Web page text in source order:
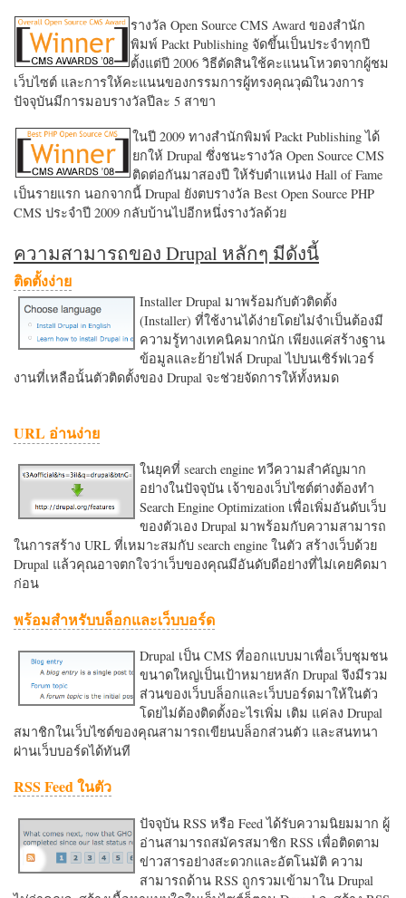
รางวัล Open Source CMS Award ของสำนัก
พิมพ์ Packt Publishing จัดขึ้นเป็นประจำทุกปี
ตั้งแต่ปี 2006 วิธีตัดสินใช้คะแนนโหวตจากผู้ชม
เว็บไซต์ และการให้คะแนนของกรรมการผู้ทรงคุณวุฒิในวงการ
ปัจจุบันมีการมอบรางวัลปีละ 5 สาขา
ในปี 2009 ทางสำนักพิมพ์ Packt Publishing ได้
ยกให้ Drupal ซึ่งชนะรางวัล Open Source CMS
ติดต่อกันมาสองปี ให้รับตำแหน่ง Hall of Fame
เป็นรายแรก นอกจากนี้ Drupal ยังตบรางวัล Best Open Source PHP
CMS ประจำปี 2009 กลับบ้านไปอีกหนึ่งรางวัลด้วย
ความสามารถของ Drupal หลักๆ มีดังนี้
ติดตั้งง่าย
Installer Drupal มาพร้อมกับตัวติดตั้ง
(Installer) ที่ใช้งานได้ง่ายโดยไม่จำเป็นต้องมี
ความรู้ทางเทคนิคมากนัก เพียงแค่สร้างฐาน
ข้อมูลและย้ายไฟล์ Drupal ไปบนเซิร์ฟเวอร์
งานที่เหลือนั้นตัวติดตั้งของ Drupal จะช่วยจัดการให้ทั้งหมด
URL อ่านง่าย
ในยุคที่ search engine ทวีความสำคัญมาก
อย่างในปัจจุบัน เจ้าของเว็บไซต์ต่างต้องทำ
Search Engine Optimization เพื่อเพิ่มอันดับเว็บ
ของตัวเอง Drupal มาพร้อมกับความสามารถ
ในการสร้าง URL ที่เหมาะสมกับ search engine ในตัว สร้างเว็บด้วย
Drupal แล้วคุณอาจตกใจว่าเว็บของคุณมีอันดับดีอย่างที่ไม่เคยคิดมา
ก่อน
พร้อมสำหรับบล็อกและเว็บบอร์ด
Drupal เป็น CMS ที่ออกแบบมาเพื่อเว็บชุมชน
ขนาดใหญ่เป็นเป้าหมายหลัก Drupal จึงมีรวม
ส่วนของเว็บบล็อกและเว็บบอร์ดมาให้ในตัว
โดยไม่ต้องติดตั้งอะไรเพิ่ม เติม แค่ลง Drupal
สมาชิกในเว็บไซต์ของคุณสามารถเขียนบล็อกส่วนตัว และสนทนา
ผ่านเว็บบอร์ดได้ทันที
RSS Feed ในตัว
ปัจจุบัน RSS หรือ Feed ได้รับความนิยมมาก ผู้
อ่านสามารถสมัครสมาชิก RSS เพื่อติดตาม
ข่าวสารอย่างสะดวกและอัตโนมัติ ความ
สามารถด้าน RSS ถูกรวมเข้ามาใน Drupal